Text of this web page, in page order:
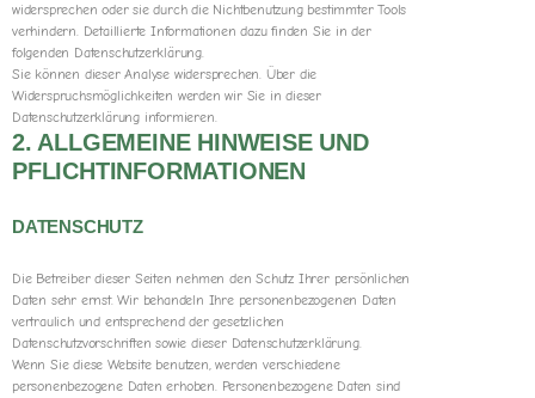
widersprechen oder sie durch die Nichtbenutzung bestimmter Tools
verhindern. Detaillierte Informationen dazu finden Sie in der
folgenden Datenschutzerklärung.
Sie können dieser Analyse widersprechen. Über die
Widerspruchsmöglichkeiten werden wir Sie in dieser
Datenschutzerklärung informieren.
2. ALLGEMEINE HINWEISE UND
PFLICHTINFORMATIONEN
DATENSCHUTZ
Die Betreiber dieser Seiten nehmen den Schutz Ihrer persönlichen
Daten sehr ernst. Wir behandeln Ihre personenbezogenen Daten
vertraulich und entsprechend der gesetzlichen
Datenschutzvorschriften sowie dieser Datenschutzerklärung.
Wenn Sie diese Website benutzen, werden verschiedene
personenbezogene Daten erhoben. Personenbezogene Daten sind